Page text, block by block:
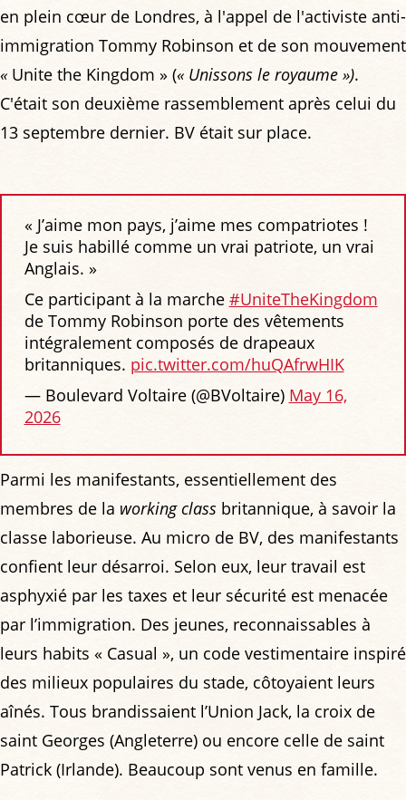
en plein cœur de Londres, à l'appel de l'activiste anti-
immigration Tommy Robinson et de son mouvement
« Unite the Kingdom » (« Unissons le royaume »).
C'était son deuxième rassemblement après celui du
13 septembre dernier. BV était sur place.
« J’aime mon pays, j’aime mes compatriotes !
Je suis habillé comme un vrai patriote, un vrai
Anglais. »
Ce participant à la marche #UniteTheKingdom
de Tommy Robinson porte des vêtements
intégralement composés de drapeaux
britanniques. pic.twitter.com/huQAfrwHIK
— Boulevard Voltaire (@BVoltaire) May 16,
2026
Parmi les manifestants, essentiellement des
membres de la working class britannique, à savoir la
classe laborieuse. Au micro de BV, des manifestants
confient leur désarroi. Selon eux, leur travail est
asphyxié par les taxes et leur sécurité est menacée
par l’immigration. Des jeunes, reconnaissables à
leurs habits « Casual », un code vestimentaire inspiré
des milieux populaires du stade, côtoyaient leurs
aînés. Tous brandissaient l’Union Jack, la croix de
saint Georges (Angleterre) ou encore celle de saint
Patrick (Irlande). Beaucoup sont venus en famille.